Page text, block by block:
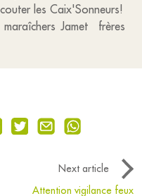
les Caix'Sonneurs!
Jamet frères
Next article
Attention vigilance feux